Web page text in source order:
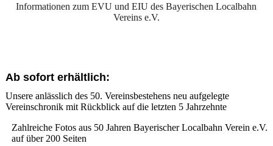
Informationen zum EVU und EIU des Bayerischen Localbahn
Vereins e.V.
Ab sofort erhältlich:
Unsere anlässlich des 50. Vereinsbestehens neu aufgelegte
Vereinschronik mit Rückblick auf die letzten 5 Jahrzehnte
Zahlreiche Fotos aus 50 Jahren Bayerischer Localbahn Verein e.V.
auf über 200 Seiten